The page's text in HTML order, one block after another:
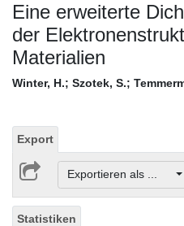
Eine erweiterte
der
Materialien
Winter, H.; Szotek, S.;
Export
Exportieren als ...
Statistiken